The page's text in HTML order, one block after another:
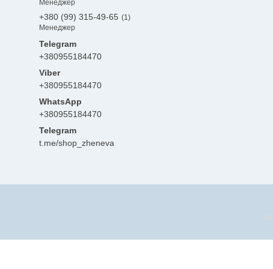
Менеджер
+380 (99) 315-49-65
1
Менеджер
+380955184470
+380955184470
+380955184470
Telegram
t.me/shop_zheneva